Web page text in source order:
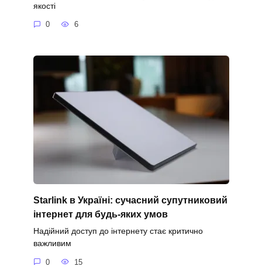
якості
0 6
Starlink в Україні: сучасний супутниковий
інтернет для будь-яких умов
Надійний доступ до інтернету стає критично
важливим
0 15